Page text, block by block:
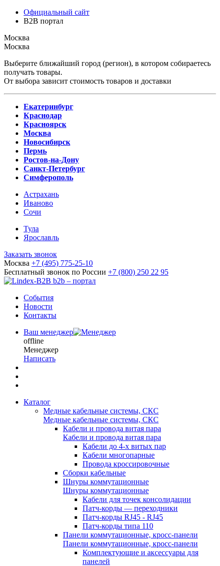
Официальный сайт
B2B портал
Москва
Москва
Выберите ближайший город (регион), в котором собираетесь
получать товары.
От выбора зависит стоимость товаров и доставки
Екатеринбург
Краснодар
Красноярск
Москва
Новосибирск
Пермь
Ростов-на-Дону
Санкт-Петербург
Симферополь
Астрахань
Иваново
Сочи
Тула
Ярославль
Заказать звонок
Москва +7 (495) 775-25-10
Бесплатный звонок по России +7 (800) 250 22 95
b2b – портал
События
Новости
Контакты
Ваш менеджер
offline
Менеджер
Написать
Каталог
Медные кабельные системы, СКС
Медные кабельные системы, СКС
Кабели и провода витая пара
Кабели и провода витая пара
Кабели до 4-х витых пар
Кабели многопарные
Провода кроссировочные
Сборки кабельные
Шнуры коммутационные
Шнуры коммутационные
Кабели для точек консолидации
Патч-корды — переходники
Патч-корды RJ45 - RJ45
Патч-корды типа 110
Панели коммутационные, кросс-панели
Панели коммутационные, кросс-панели
Комплектующие и аксессуары для
панелей